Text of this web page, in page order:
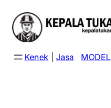
content
Kenek Jasa MODEL